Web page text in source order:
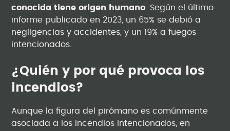
conocida tiene origen humano . Según el último
informe publicado en 2023, un 65% se debió a
negligencias y accidentes, y un 19% a fuegos
intencionados.
¿Quién y por qué provoca los
incendios?
Aunque la figura del pirómano es comúnmente
asociada a los incendios intencionados, en